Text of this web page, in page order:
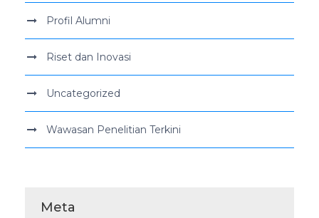
Profil Alumni
Riset dan Inovasi
Uncategorized
Wawasan Penelitian Terkini
Meta